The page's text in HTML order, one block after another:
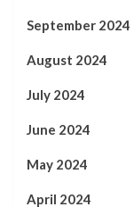
September 2024
August 2024
July 2024
June 2024
May 2024
April 2024